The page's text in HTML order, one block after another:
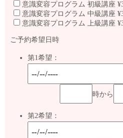
意識変容プログラム 初級講座
意識変容プログラム 中級講座
意識変容プログラム 上級講座
ご予約希望日時
第1希望：
時から
第2希望：